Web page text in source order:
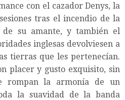
con el cazador Denys, la
tras el incendio de la
su amante, y también el
inglesas devolviesen a
tierras que les pertenecían.
placer y gusto exquisito, sin
rompan la armonía de un
la suavidad de la banda